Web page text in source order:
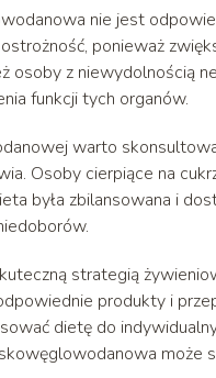
nie jest
ponieważ
osoby z niewydolnością
funkcji tych organów.
warto
Osoby cierpiące na
była zbilansowana i
strategią
produkty i
dietę do
może